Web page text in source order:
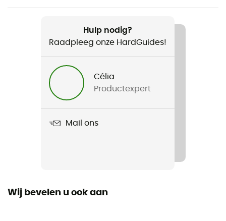
Heren / Dames
Hulp nodig?
Raadpleeg onze HardGuides!
Célia
Productexpert
Mail ons
Wij bevelen u ook aan